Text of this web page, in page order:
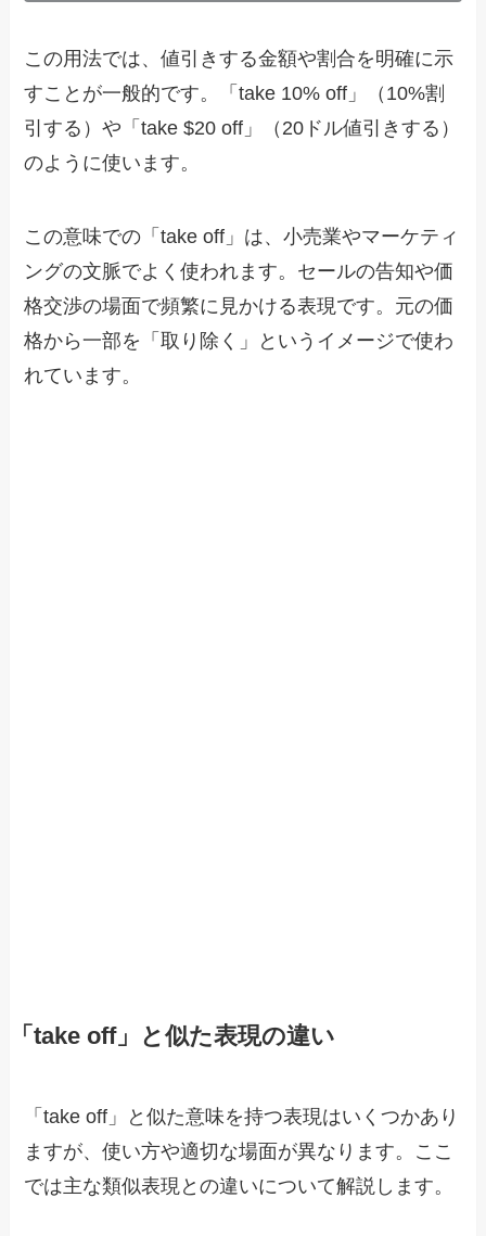
この用法では、値引きする金額や割合を明確に示
すことが一般的です。「take 10% off」（10%割
引する）や「take $20 off」（20ドル値引きする）
のように使います。
この意味での「take off」は、小売業やマーケティ
ングの文脈でよく使われます。セールの告知や価
格交渉の場面で頻繁に見かける表現です。元の価
格から一部を「取り除く」というイメージで使わ
れています。
「take off」と似た表現の違い
「take off」と似た意味を持つ表現はいくつかあり
ますが、使い方や適切な場面が異なります。ここ
では主な類似表現との違いについて解説します。